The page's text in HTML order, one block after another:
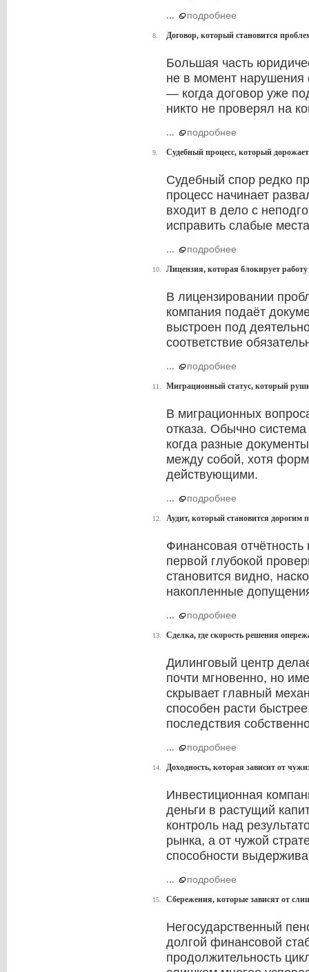
... подробнее
8. Договор, который становится
Большая часть
не в момент нарушения
— когда договор уже
никто не проверял на
... подробнее
9. Судебный процесс, который
Судебный спор редко
процесс начинает
входит в дело с
исправить слабые
... подробнее
10. Лицензия, которая блокирует
В лицензировании
компания подаёт
выстроен под
соответствие
... подробнее
11. Миграционный статус, который
В миграционных
отказа. Обычно
когда разные
между собой, хотя
действующими.
... подробнее
12. Аудит, который становится дорогим
Финансовая
первой глубокой
становится видно,
накопленные
... подробнее
13. Сделка, где скорость решения
Дилинговый центр
почти мгновенно, но
скрывает главный
способен расти
последствия
... подробнее
14. Доходность, которая зависит от
Инвестиционная
деньги в растущий
контроль над
рынка, а от чужой
способности
... подробнее
15. Сбережения, которые зависят от
Негосударственный
долгой финансовой
продолжительность